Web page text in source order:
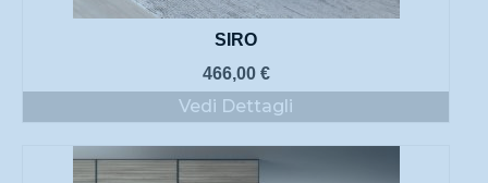
SIRO
466,00 €
Vedi Dettagli